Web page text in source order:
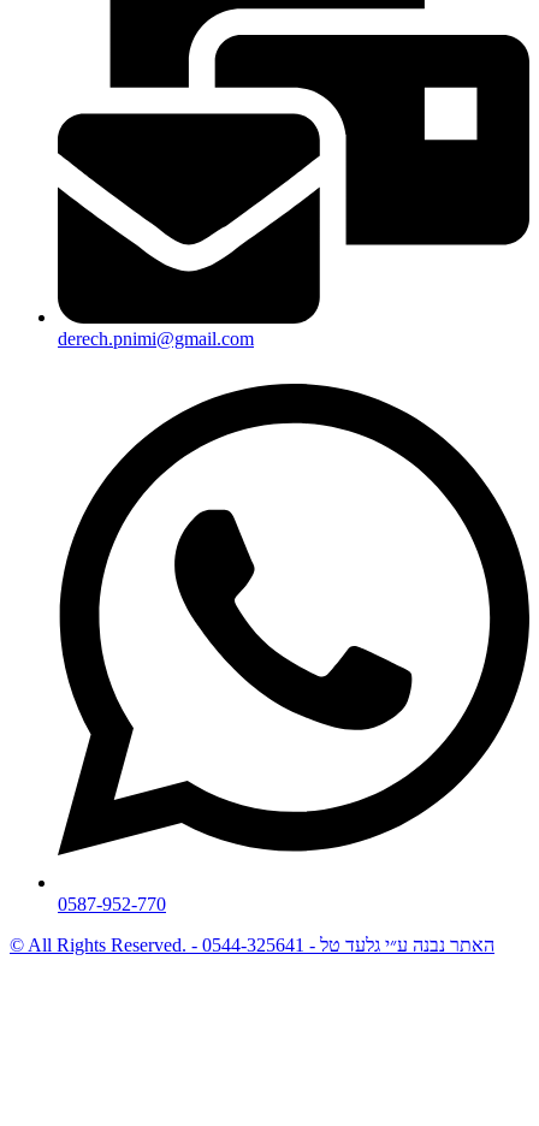
derech.pnimi@gmail.com
0587-952-770
© All Rights Reserved. - האתר נבנה ע״י גלעד טל - 0544-325641